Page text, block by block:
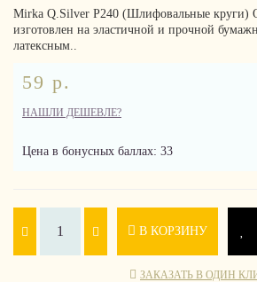
Mirka Q.Silver P240 (Шлифовальные круги)
изготовлен на эластичной и прочной
латексным..
59 р.
НАШЛИ ДЕШЕВЛЕ?
Цена в бонусных баллах: 33
В КОРЗИНУ
ЗАКАЗАТЬ В ОДИН